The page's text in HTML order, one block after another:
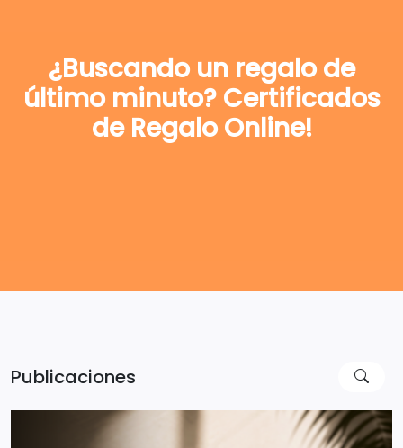
¿Buscando un regalo de
último minuto? Certificados
de Regalo Online!
Publicaciones